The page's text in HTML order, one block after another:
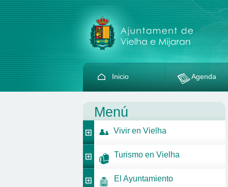
Inicio Agenda
Menú
Vivir en Vielha
Turismo en Vielha
El Ayuntamiento